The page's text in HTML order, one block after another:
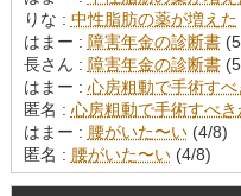
りな : 中性脂肪の薬が増えた
はまー : 障害年金の診断書
長さん : 障害年金の診断書
はまー : 心房粗動で手術すべ
匿名 : 心房粗動で手術すべき
はまー : 腰がいた〜い(4/8)
匿名 : 腰がいた〜い(4/8)